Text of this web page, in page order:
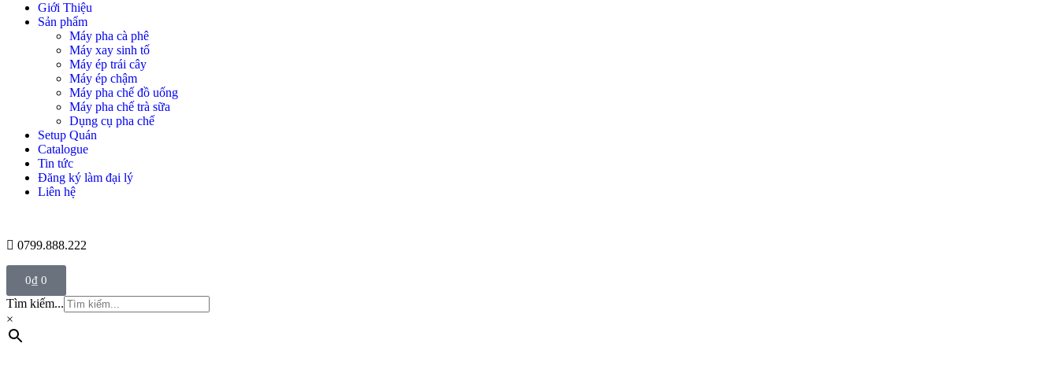
Giới Thiệu
Sản phẩm
Máy pha cà phê
Máy xay sinh tố
Máy ép trái cây
Máy ép chậm
Máy pha chế đồ uống
Máy pha chế trà sữa
Dụng cụ pha chế
Setup Quán
Catalogue
Tin tức
Đăng ký làm đại lý
Liên hệ
0799.888.222
0₫ 0
Tìm kiếm...
×